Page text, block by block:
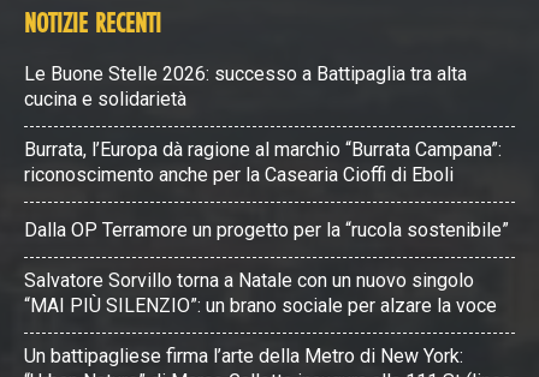
NOTIZIE RECENTI
Le Buone Stelle 2026: successo a Battipaglia tra alta
cucina e solidarietà
Burrata, l’Europa dà ragione al marchio “Burrata Campana”:
riconoscimento anche per la Casearia Cioffi di Eboli
Dalla OP Terramore un progetto per la “rucola sostenibile”
Salvatore Sorvillo torna a Natale con un nuovo singolo
“MAI PIÙ SILENZIO”: un brano sociale per alzare la voce
Un battipagliese firma l’arte della Metro di New York: